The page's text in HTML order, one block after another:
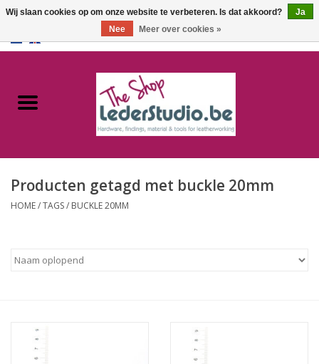
Catalogus
FAQ
Producten getagd met buckle 20mm
HOME/TAGS/ BUCKLE 20MM
Wij slaan cookies op om onze website te verbeteren. Is dat akkoord?
Ja
Nee
Meer over cookies »